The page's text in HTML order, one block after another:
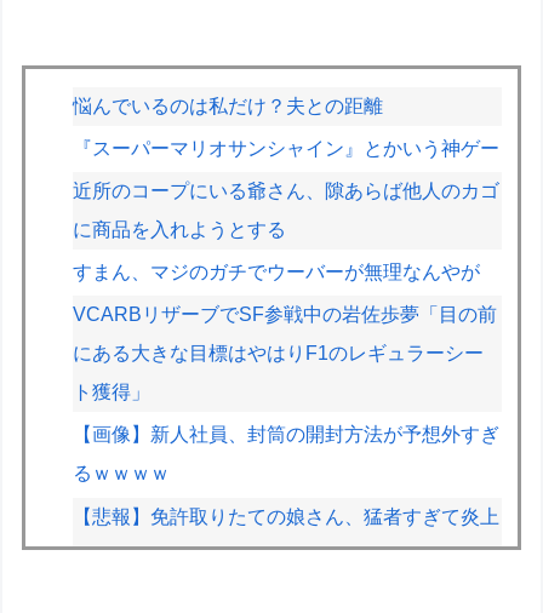
悩んでいるのは私だけ？夫との距離
『スーパーマリオサンシャイン』とかいう神ゲー
近所のコープにいる爺さん、隙あらば他人のカゴ
に商品を入れようとする
すまん、マジのガチでウーバーが無理なんやが
VCARBリザーブでSF参戦中の岩佐歩夢「目の前
にある大きな目標はやはりF1のレギュラーシー
ト獲得」
【画像】新人社員、封筒の開封方法が予想外すぎ
るｗｗｗｗ
【悲報】免許取りたての娘さん、猛者すぎて炎上
するｗｗｗｗ